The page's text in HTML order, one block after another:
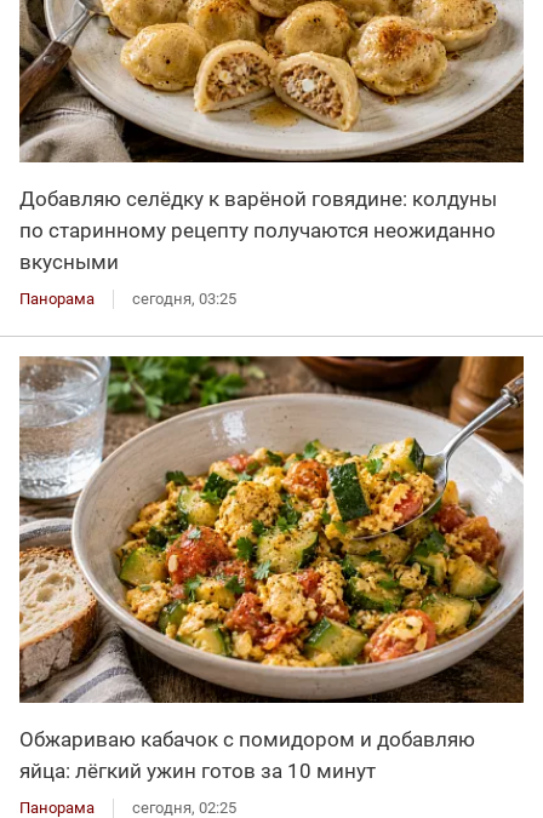
Добавляю селёдку к варёной говядине: колдуны
по старинному рецепту получаются неожиданно
вкусными
Панорама сегодня, 03:25
Обжариваю кабачок с помидором и добавляю
яйца: лёгкий ужин готов за 10 минут
Панорама сегодня, 02:25